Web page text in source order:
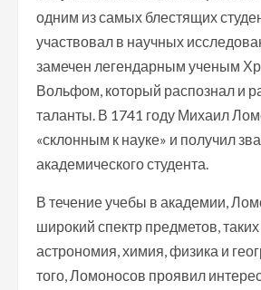
одним из самых блестящих
участвовал в научных
замечен легендарным ученым
Вольфом, который распознал и
таланты. В 1741 году Михаил
«склонным к науке» и получил
академического студента.
В течение учебы в академии,
широкий спектр предметов,
астрономия, химия, физика и
того, Ломоносов проявил